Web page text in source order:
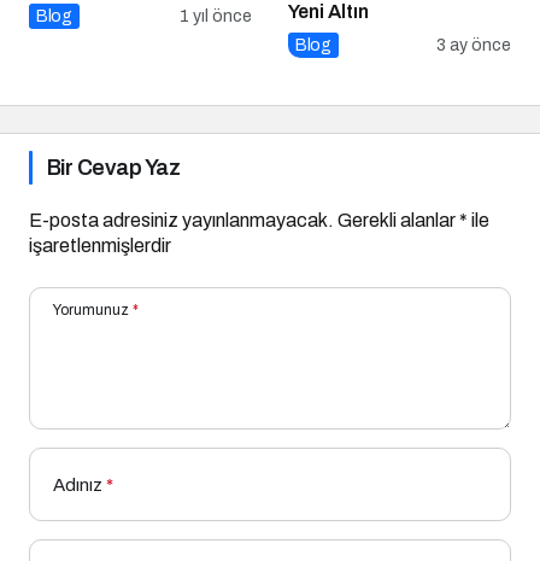
Blog 1 yıl önce
Yeni Altın
Blog 3 ay önce
Bir Cevap Yaz
E-posta adresiniz yayınlanmayacak. Gerekli alanlar* ile
işaretlenmişlerdir
Yorumunuz *
Adınız *